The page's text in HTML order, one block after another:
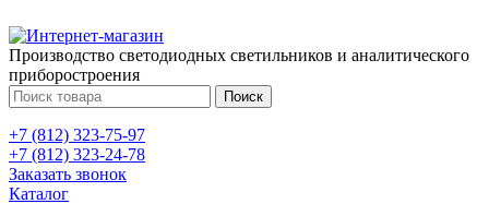
Производство светодиодных светильников и аналитического
приборостроения
Поиск
+7 (812) 323-75-97
+7 (812) 323-24-78
Заказать звонок
Каталог